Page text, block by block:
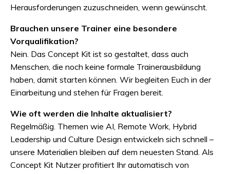
Herausforderungen zuzuschneiden, wenn gewünscht.
Brauchen unsere Trainer eine besondere
Vorqualifikation?
Nein. Das Concept Kit ist so gestaltet, dass auch
Menschen, die noch keine formale Trainerausbildung
haben, damit starten können. Wir begleiten Euch in der
Einarbeitung und stehen für Fragen bereit.
Wie oft werden die Inhalte aktualisiert?
Regelmäßig. Themen wie AI, Remote Work, Hybrid
Leadership und Culture Design entwickeln sich schnell –
unsere Materialien bleiben auf dem neuesten Stand. Als
Concept Kit Nutzer profitiert Ihr automatisch von